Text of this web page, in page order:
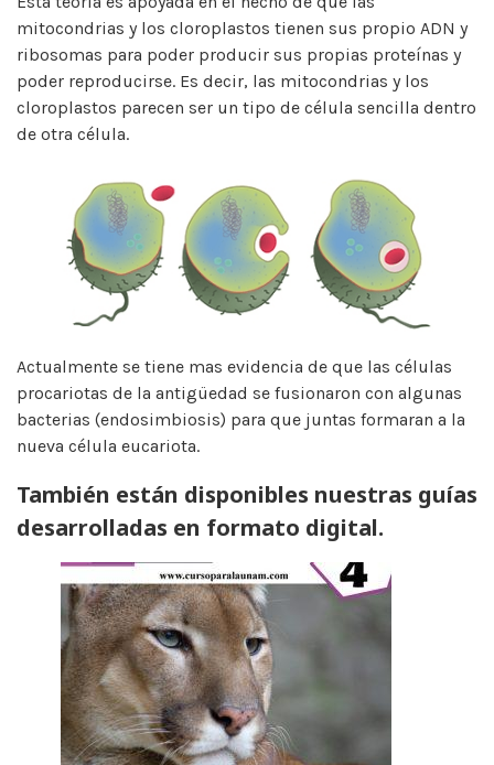
mitocondrias y los cloroplastos tienen sus propio ADN y
ribosomas para poder producir sus propias proteínas y
poder reproducirse. Es decir, las mitocondrias y los
cloroplastos parecen ser un tipo de célula sencilla dentro
de otra célula.
Actualmente se tiene mas evidencia de que las células
procariotas de la antigüedad se fusionaron con algunas
bacterias (endosimbiosis) para que juntas formaran a la
nueva célula eucariota.
También están disponibles nuestras guías
desarrolladas en formato digital.